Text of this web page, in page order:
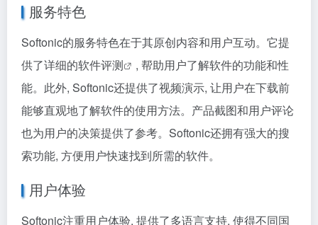
服务特色
Softonic的服务特色在于其原创内容和用户互动。它提
供了详细的软件评测
, 帮助用户了解软件的功能和性
能。此外, Softonic还提供了视频演示, 让用户在下载前
能够直观地了解软件的使用方法。产品截图和用户评论
也为用户的决策提供了参考。Softonic还拥有强大的搜
索功能, 方便用户快速找到所需的软件。
用户体验
Softonic注重用户体验, 提供了多语言支持, 使得不同国